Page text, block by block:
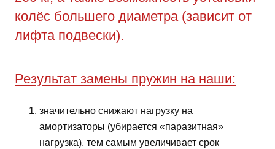
колёс большего диаметра (зависит от
лифта подвески).
Результат замены пружин на наши:
значительно снижают нагрузку на
амортизаторы (убирается «паразитная»
нагрузка), тем самым увеличивает срок